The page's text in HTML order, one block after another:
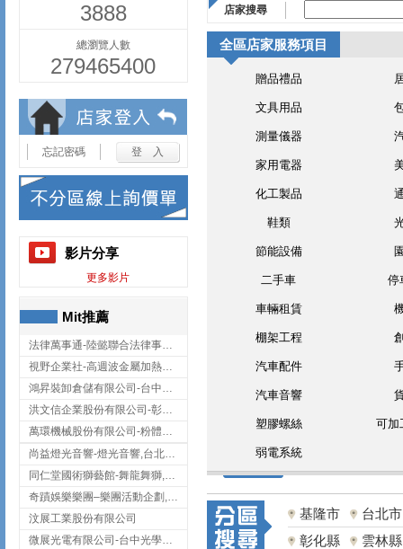
3888
總瀏覽人數
279465400
忘記密碼
影片分享
更多影片
Mit推薦
法律萬事通-陸懿聯合法律事務所
視野企業社-高週波金屬加熱設備,彰化高週波金屬加熱設備
鴻昇裝卸倉儲有限公司-台中貨櫃裝卸
洪文信企業股份有限公司-彰化鋅合金鑄造,彰化五金加工,彰化五金配件
萬環機械股份有限公司-粉體塗裝設備,輸送機,輸送機設備,台南輸送機
尚益燈光音響-燈光音響,台北燈光音響,台北燈光音響出租
同仁堂國術獅藝館-舞龍舞獅,台中舞龍舞獅
奇蹟娛樂樂團–樂團活動企劃,台中樂團表演,台中婚禮樂團
汶展工業股份有限公司
微展光電有限公司-台中光學鍍膜,optical filter taiwan,台灣光學鍍膜
店家搜尋
全區店家服務項目
贈品禮品
文具用品
測量儀器
家用電器
化工製品
鞋類
節能設備
二手車 停
車輛租賃
棚架工程
汽車配件
汽車音響
塑膠螺絲 可加
弱電系統
基隆市
台北市
彰化縣
雲林縣